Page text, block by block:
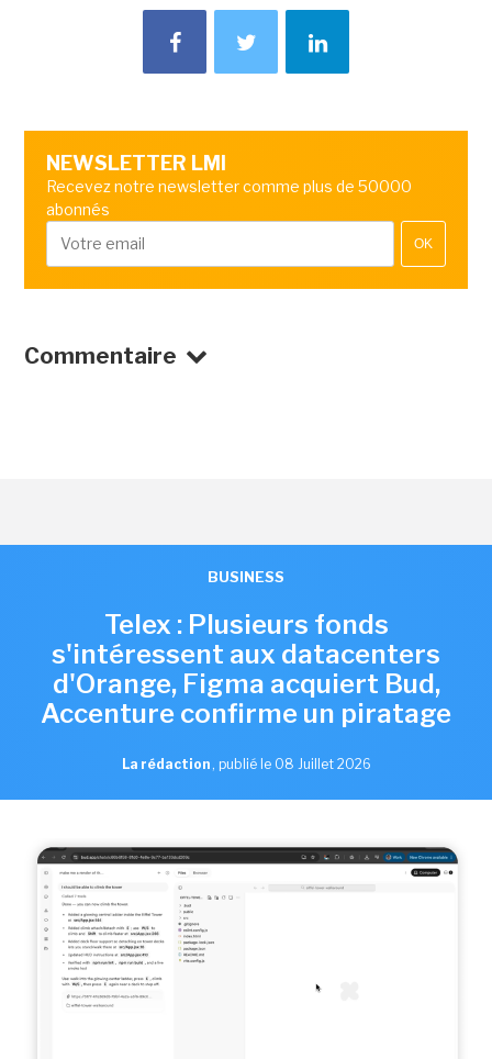
NEWSLETTER LMI
Recevez notre newsletter comme plus de 50000
abonnés
OK
Commentaire
BUSINESS
Telex : Plusieurs fonds
s'intéressent aux datacenters
d'Orange, Figma acquiert Bud,
Accenture confirme un piratage
La rédaction , publié le 08 Juillet 2026